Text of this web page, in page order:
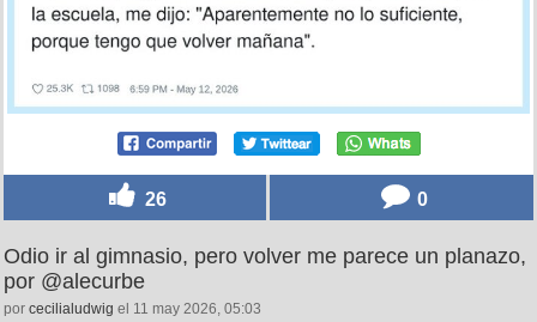
26 0
Odio ir al gimnasio, pero volver me parece un planazo,
por @alecurbe
por cecilialudwig el 11 may 2026, 05:03